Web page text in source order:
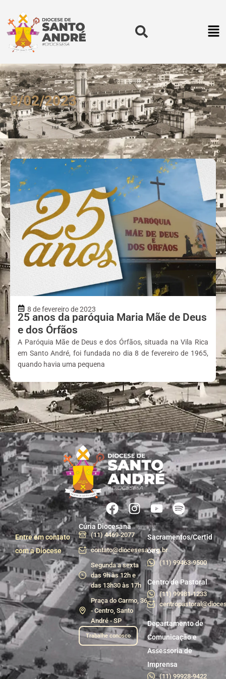
8/02/2023
8 de fevereiro de 2023
25 anos da paróquia Maria Mãe de Deus
e dos Órfãos
A Paróquia Mãe de Deus e dos Órfãos, situada na Vila Rica
em Santo André, foi fundada no dia 8 de fevereiro de 1965,
quando havia uma pequena
Entre em contato
com a Diocese
Cúria Diocesana
(11) 4469-2077
contato@diocesesa.org.br
Segunda a sexta
das 9h às 12h e
das 13h30 às 17h
Praça do Carmo, 36
- Centro, Santo
André - SP
Trabalhe conosco
Sacramentos/Certid
ões
(11) 99463-9500
Centro de Pastoral
(11) 99981-1233
Departamento de
Comunicação e
Assessoria de
Imprensa
(11) 99928-9422